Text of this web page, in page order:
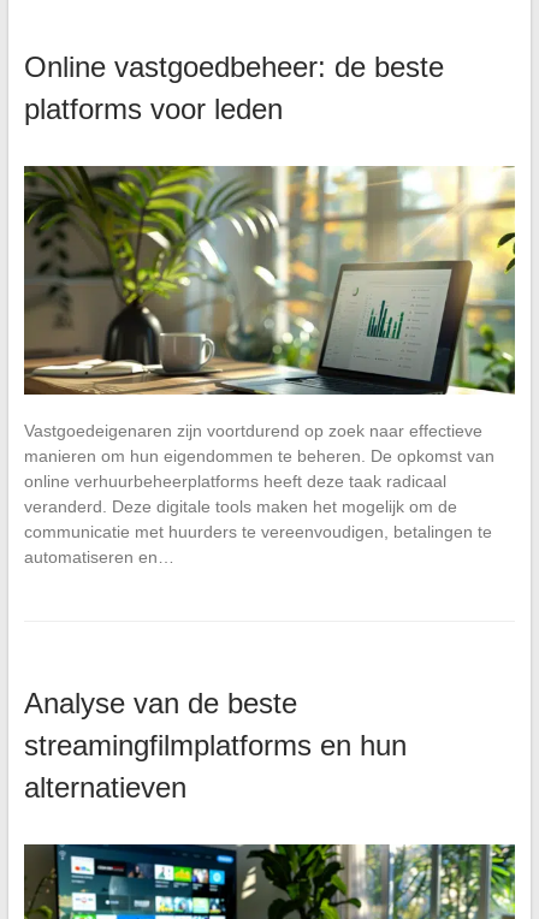
Online vastgoedbeheer: de beste
platforms voor leden
Vastgoedeigenaren zijn voortdurend op zoek naar effectieve
manieren om hun eigendommen te beheren. De opkomst van
online verhuurbeheerplatforms heeft deze taak radicaal
veranderd. Deze digitale tools maken het mogelijk om de
communicatie met huurders te vereenvoudigen, betalingen te
automatiseren en…
Analyse van de beste
streamingfilmplatforms en hun
alternatieven